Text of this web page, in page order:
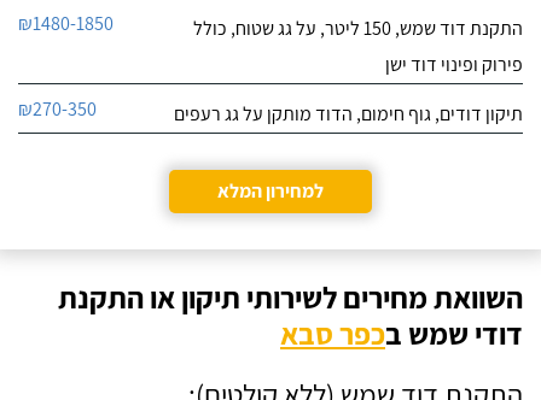
לצורך מילוי של גז בשני
אצלי בדירה.
התקנת דוד שמש, 150 ליטר, על גג שטוח, כולל
פירוק ופינוי דוד ישן
₪1480-1850
תיקון דודים, גוף חימום, הדוד מותקן על גג רעפים ₪270-350
למחירון המלא
השוואת מחירים לשירותי תיקון או התקנת
דודי שמש בכפר סבא